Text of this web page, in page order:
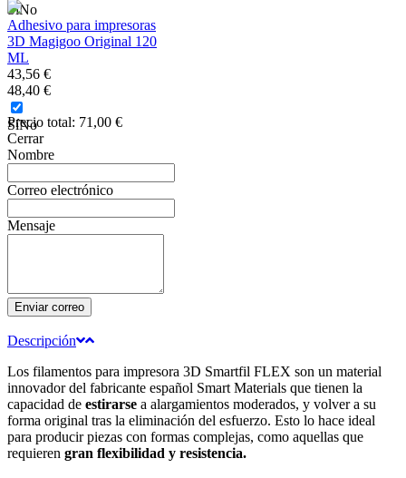
SíNo
Adhesivo para impresoras
3D Magigoo Original 120
ML
43,56 €
48,40 €
SíNo
Precio total: 71,00 €
Cerrar
Nombre
Correo electrónico
Mensaje
Enviar correo
Descripción
Los filamentos para impresora 3D Smartfil FLEX son un material
innovador del fabricante español Smart Materials que tienen la
capacidad de estirarse a alargamientos moderados, y volver a su
forma original tras la eliminación del esfuerzo. Esto lo hace ideal
para producir piezas con formas complejas, como aquellas que
requieren gran flexibilidad y resistencia.